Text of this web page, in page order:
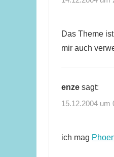
Das Theme
mir auch
enze sagt:
15.12.2004 um
ich mag